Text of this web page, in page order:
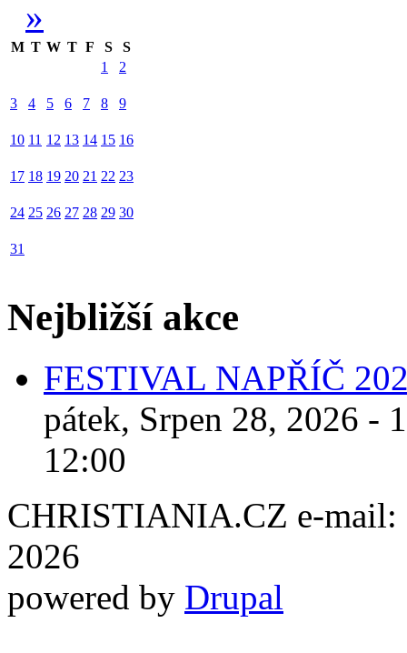
»
M T W T F S
S
1
2
3 4 5 6 7 8 9
10 11 12 13 14 15 16
17 18 19 20 21 22 23
24 25 26 27 28 29 30
31
Nejbližší akce
FESTIVAL NAPŘÍČ
pátek, Srpen 28, 2026 -
12:00
CHRISTIANIA.CZ e-mail:
2026
powered by Drupal